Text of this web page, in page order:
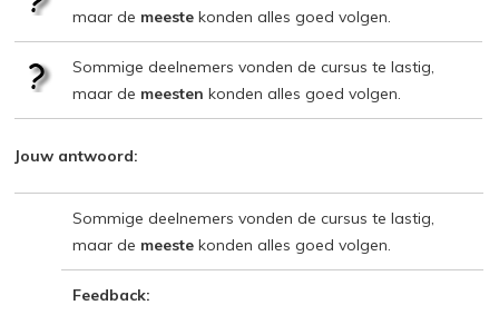
maar de meeste konden alles goed volgen.
Sommige deelnemers vonden de cursus te lastig,
maar de meesten konden alles goed volgen.
Jouw antwoord:
Sommige deelnemers vonden de cursus te lastig,
maar de meeste konden alles goed volgen.
Feedback: